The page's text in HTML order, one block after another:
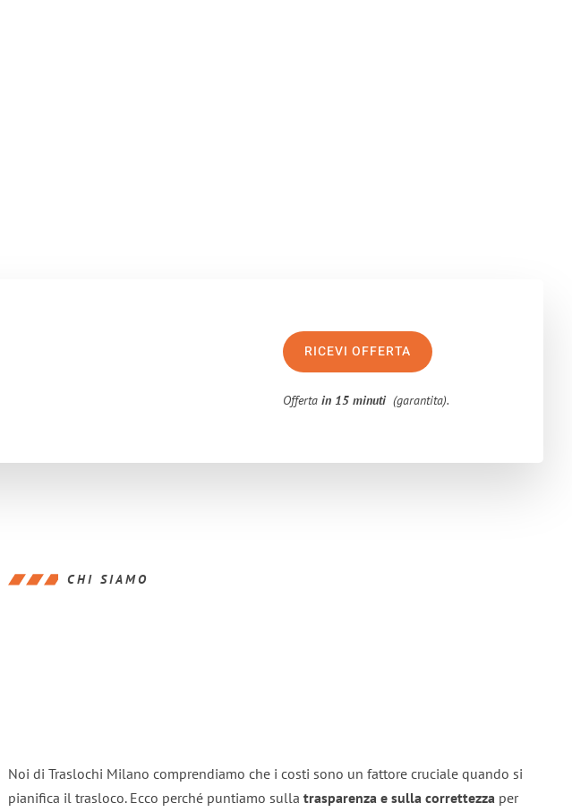
RICEVI OFFERTA
Offertain 15 minuti (garantita).
CHI SIAMO
Noi di Traslochi Milano comprendiamo che i costi sono un fattore cruciale quando si
pianifica il trasloco. Ecco perché puntiamo sulla trasparenza e sulla correttezza per